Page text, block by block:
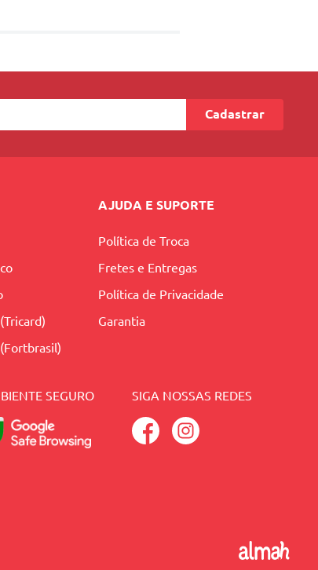
Cadastrar
AJUDA E SUPORTE
Política de Troca
Fretes e Entregas
Política de Privacidade
Garantia
SEGURO SIGA NOSSAS REDES